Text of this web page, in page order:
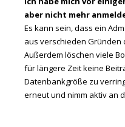
aber nicht mehr
Es kann sein, dass ein
aus verschieden Gründen
Außerdem löschen viele
für längere Zeit keine
Datenbankgröße zu
erneut und nimm aktiv an